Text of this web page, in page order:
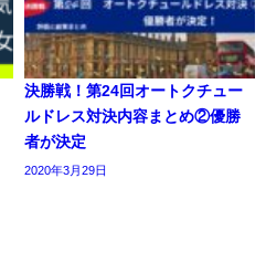
決勝戦！第24回オートクチュー
ルドレス対決内容まとめ②優勝
者が決定
2020年3月29日